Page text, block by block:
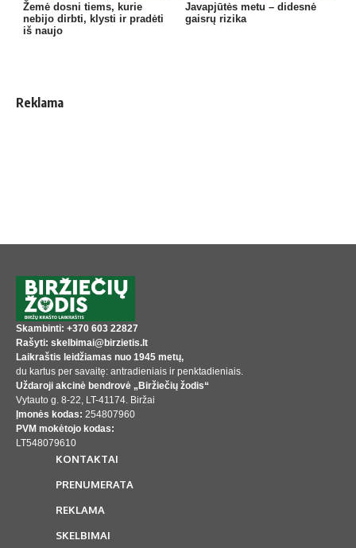
Žemė dosni tiems, kurie
nebijo dirbti, klysti ir pradėti
iš naujo
Javapjūtės metu – didesnė
gaisrų rizika
Reklama
Skambinti: +370 603 22827
Rašyti: skelbimai@birzietis.lt
Laikraštis leidžiamas nuo 1945 metų,
du kartus per savaitę: antradieniais ir penktadieniais.
Uždaroji akcinė bendrovė „Biržiečių žodis“
Vytauto g. 8-22, LT-41174. Biržai
Įmonės kodas: 254807960
PVM mokėtojo kodas:
LT548079610
KONTAKTAI
PRENUMERATA
REKLAMA
SKELBIMAI